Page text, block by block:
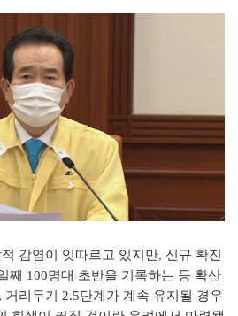
감염이 잇따르고 있지만, 신규 확진
째 100명대 초반을 기록하는 등 확산
거리두기 2.5단계가 계속 유지될 경우